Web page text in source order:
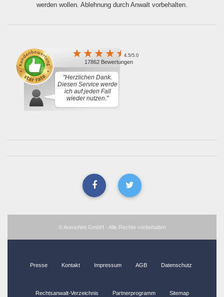
werden wollen. Ablehnung durch Anwalt vorbehalten.
4.5/5.0
17862 Bewertungen
"Herzlichen Dank.
Diesen Service werde
ich auf jeden Fall
wieder nutzen."
© ArenoNet GmbH - Alle Rechte vorbehalten
Presse Kontakt Impressum AGB Datenschutz
Rechtsanwalt-Verzeichnis Partnerprogramm Sitemap